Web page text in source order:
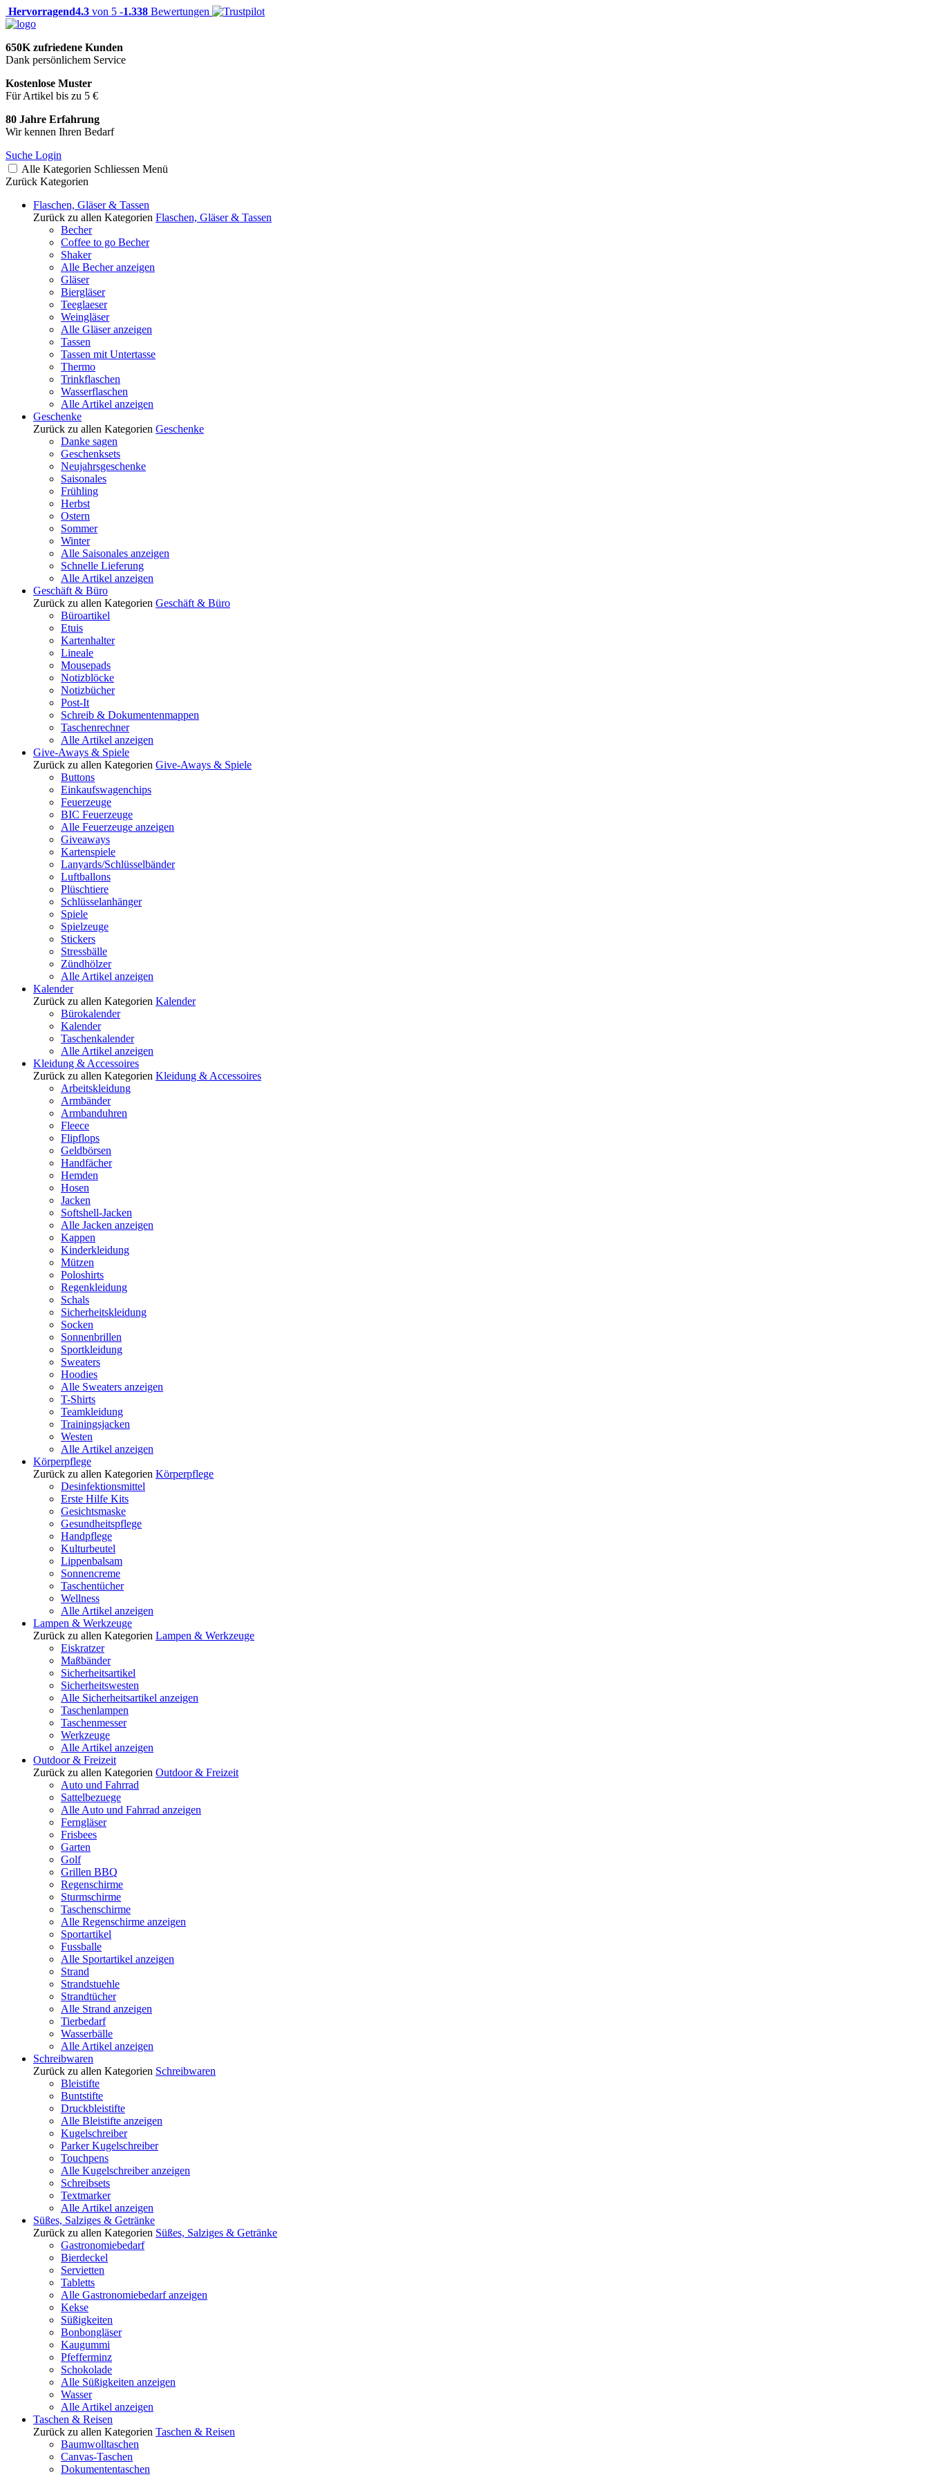
Hervorragend4.3 von 5 -1.338 Bewertungen
650K zufriedene Kunden
Dank persönlichem Service
Kostenlose Muster
Für Artikel bis zu 5 €
80 Jahre Erfahrung
Wir kennen Ihren Bedarf
Suche Login
Alle Kategorien Schliessen Menü
Zurück Kategorien
Flaschen, Gläser & Tassen
Zurück zu allen Kategorien Flaschen, Gläser & Tassen
Becher
Coffee to go Becher
Shaker
Alle Becher anzeigen
Gläser
Biergläser
Teeglaeser
Weingläser
Alle Gläser anzeigen
Tassen
Tassen mit Untertasse
Thermo
Trinkflaschen
Wasserflaschen
Alle Artikel anzeigen
Geschenke
Zurück zu allen Kategorien Geschenke
Danke sagen
Geschenksets
Neujahrsgeschenke
Saisonales
Frühling
Herbst
Ostern
Sommer
Winter
Alle Saisonales anzeigen
Schnelle Lieferung
Alle Artikel anzeigen
Geschäft & Büro
Zurück zu allen Kategorien Geschäft & Büro
Büroartikel
Etuis
Kartenhalter
Lineale
Mousepads
Notizblöcke
Notizbücher
Post-It
Schreib & Dokumentenmappen
Taschenrechner
Alle Artikel anzeigen
Give-Aways & Spiele
Zurück zu allen Kategorien Give-Aways & Spiele
Buttons
Einkaufswagenchips
Feuerzeuge
BIC Feuerzeuge
Alle Feuerzeuge anzeigen
Giveaways
Kartenspiele
Lanyards/Schlüsselbänder
Luftballons
Plüschtiere
Schlüsselanhänger
Spiele
Spielzeuge
Stickers
Stressbälle
Zündhölzer
Alle Artikel anzeigen
Kalender
Zurück zu allen Kategorien Kalender
Bürokalender
Kalender
Taschenkalender
Alle Artikel anzeigen
Kleidung & Accessoires
Zurück zu allen Kategorien Kleidung & Accessoires
Arbeitskleidung
Armbänder
Armbanduhren
Fleece
Flipflops
Geldbörsen
Handfächer
Hemden
Hosen
Jacken
Softshell-Jacken
Alle Jacken anzeigen
Kappen
Kinderkleidung
Mützen
Poloshirts
Regenkleidung
Schals
Sicherheitskleidung
Socken
Sonnenbrillen
Sportkleidung
Sweaters
Hoodies
Alle Sweaters anzeigen
T-Shirts
Teamkleidung
Trainingsjacken
Westen
Alle Artikel anzeigen
Körperpflege
Zurück zu allen Kategorien Körperpflege
Desinfektionsmittel
Erste Hilfe Kits
Gesichtsmaske
Gesundheitspflege
Handpflege
Kulturbeutel
Lippenbalsam
Sonnencreme
Taschentücher
Wellness
Alle Artikel anzeigen
Lampen & Werkzeuge
Zurück zu allen Kategorien Lampen & Werkzeuge
Eiskratzer
Maßbänder
Sicherheitsartikel
Sicherheitswesten
Alle Sicherheitsartikel anzeigen
Taschenlampen
Taschenmesser
Werkzeuge
Alle Artikel anzeigen
Outdoor & Freizeit
Zurück zu allen Kategorien Outdoor & Freizeit
Auto und Fahrrad
Sattelbezuege
Alle Auto und Fahrrad anzeigen
Ferngläser
Frisbees
Garten
Golf
Grillen BBQ
Regenschirme
Sturmschirme
Taschenschirme
Alle Regenschirme anzeigen
Sportartikel
Fussballe
Alle Sportartikel anzeigen
Strand
Strandstuehle
Strandtücher
Alle Strand anzeigen
Tierbedarf
Wasserbälle
Alle Artikel anzeigen
Schreibwaren
Zurück zu allen Kategorien Schreibwaren
Bleistifte
Buntstifte
Druckbleistifte
Alle Bleistifte anzeigen
Kugelschreiber
Parker Kugelschreiber
Touchpens
Alle Kugelschreiber anzeigen
Schreibsets
Textmarker
Alle Artikel anzeigen
Süßes, Salziges & Getränke
Zurück zu allen Kategorien Süßes, Salziges & Getränke
Gastronomiebedarf
Bierdeckel
Servietten
Tabletts
Alle Gastronomiebedarf anzeigen
Kekse
Süßigkeiten
Bonbongläser
Kaugummi
Pfefferminz
Schokolade
Alle Süßigkeiten anzeigen
Wasser
Alle Artikel anzeigen
Taschen & Reisen
Zurück zu allen Kategorien Taschen & Reisen
Baumwolltaschen
Canvas-Taschen
Dokumententaschen